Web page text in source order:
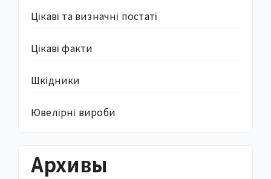
Цікаві та визначні постаті
Цікаві факти
Шкідники
Ювелірні вироби
Архивы